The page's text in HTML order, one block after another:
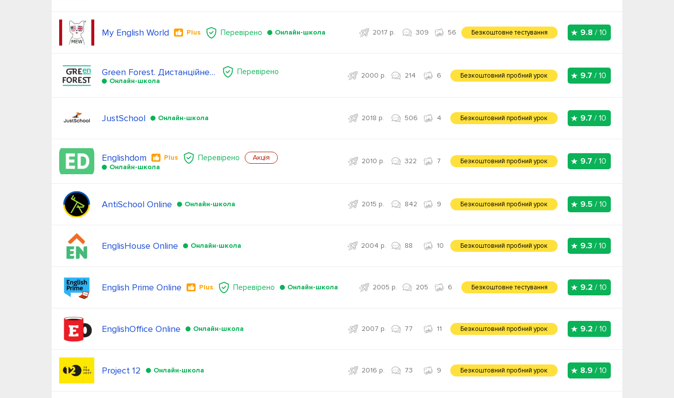
My English World Plus Перевірено Онлайн-школа 2017 р. 309 56 Безкоштовне тестування 9.8 / 10
Green Forest. Дистанційне навчання Перевірено
Онлайн-школа
2000 р. 214 6 Безкоштовний пробний урок 9.7 / 10
JustSchool Онлайн-школа 2018 р. 506 4 Безкоштовний пробний урок 9.7 / 10
Englishdom Plus Перевірено
Акція
Онлайн-школа
2010 р. 322 7 Безкоштовний пробний урок 9.7 / 10
AntiSchool Online Онлайн-школа 2015 р. 842 9 Безкоштовний пробний урок 9.5 / 10
EnglisHouse Online Онлайн-школа 2004 р. 88 10 Безкоштовний пробний урок 9.3 / 10
English Prime Online Plus Перевірено Онлайн-школа 2005 р. 205 6 Безкоштовне тестування 9.2 / 10
EnglishOffice Online Онлайн-школа 2007 р. 77 11 Безкоштовний пробний урок 9.2 / 10
Project 12 Онлайн-школа 2016 р. 73 9 Безкоштовний пробний урок 8.9 / 10